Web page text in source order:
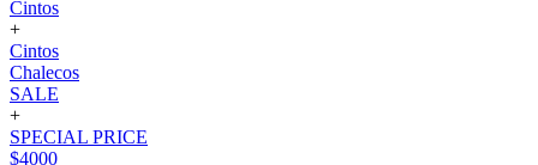
Cintos
+
Cintos
Chalecos
SALE
+
SPECIAL PRICE
$4000